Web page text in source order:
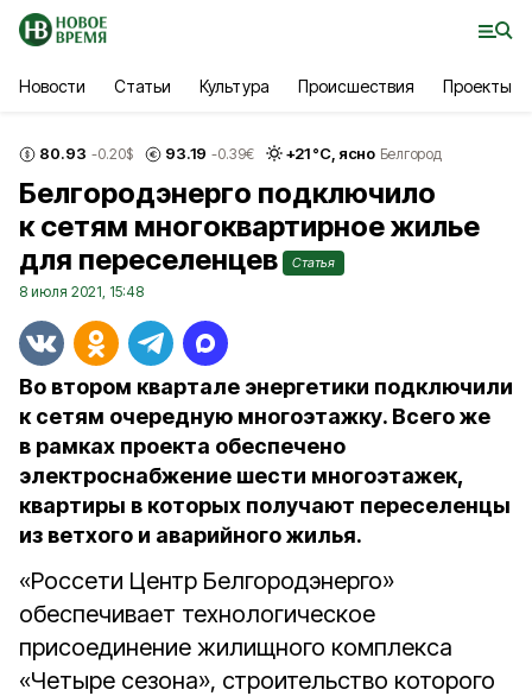
Новости Статьи Культура Происшествия Проекты
80.93 -0.20$ 93.19 -0.39€ +21°С, ясно Белгород
Белгородэнерго подключило
к сетям многоквартирное жилье
для переселенцев
Статья
8 июля 2021, 15:48
Во втором квартале энергетики подключили
к сетям очередную многоэтажку. Всего же
в рамках проекта обеспечено
электроснабжение шести многоэтажек,
квартиры в которых получают переселенцы
из ветхого и аварийного жилья.
«Россети Центр Белгородэнерго»
обеспечивает технологическое
присоединение жилищного комплекса
«Четыре сезона», строительство которого